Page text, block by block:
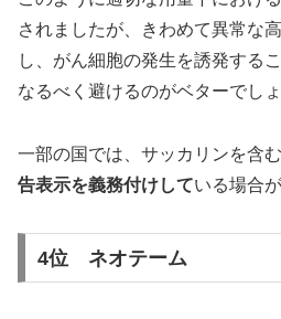
されましたが、きわめて異常な
し、がん細胞の発生を誘発する
なるべく避けるのがベターでしょ
一部の国では、サッカリンを含
告表示を義務付けしている場合
4位 ネオテーム